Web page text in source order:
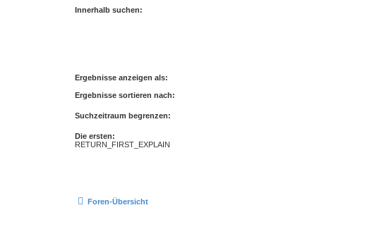
Innerhalb suchen:
Ergebnisse anzeigen als:
Ergebnisse sortieren nach:
Suchzeitraum begrenzen:
Die ersten:
RETURN_FIRST_EXPLAIN
Foren-Übersicht